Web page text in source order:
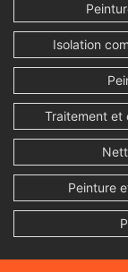
Isolation
Traitement et
Peinture